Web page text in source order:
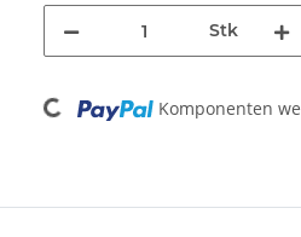
Stk
Loading... Komponenten